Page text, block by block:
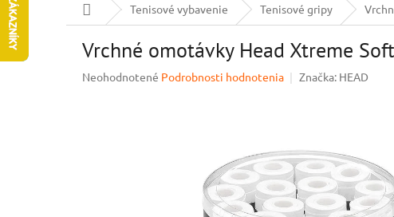
DomovTenisové vybavenie Tenisové gripy
Vrchné omotávky Head Xtreme
Priemerné
Neohodnotené Podrobnosti hodnotenia Značka: HEAD